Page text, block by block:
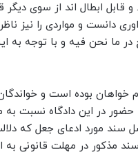
دانست و مواردی را نیز
ما نحن فیه و با توجه به
بوده است و خواندگان
در این دادگاه نسبت به
سند مورد ادعای جعل که
مذکور در مهلت قانونی به